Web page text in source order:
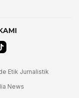
Etik Jurnalistik
News